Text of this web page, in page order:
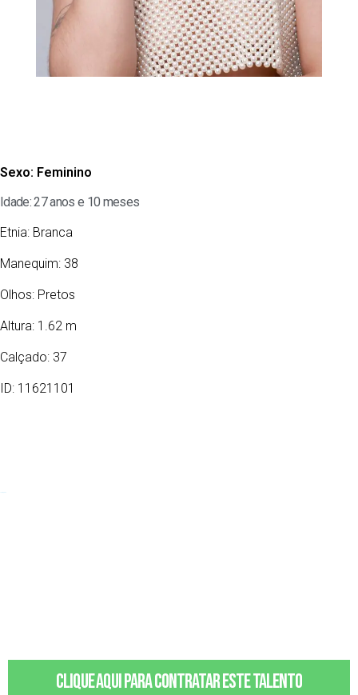
Sexo: Feminino
Idade: 27 anos e 10 meses
Etnia: Branca
Manequim: 38
Olhos: Pretos
Altura: 1.62 m
Calçado: 37
ID: 11621101
Clique aqui para contratar este talento